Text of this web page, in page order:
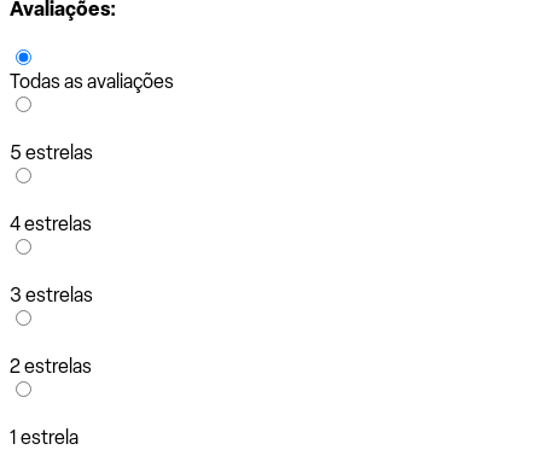
Avaliações:
Todas as avaliações
5 estrelas
4 estrelas
3 estrelas
2 estrelas
1 estrela